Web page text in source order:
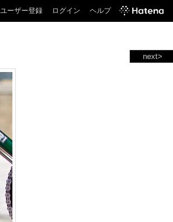
ユーザー登録 ログイン ヘルプ
next>